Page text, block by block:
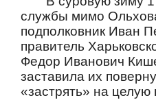
службы мимо
подполковник Иван
правитель
Федор Иванович
заставила их
«застрять» на целую